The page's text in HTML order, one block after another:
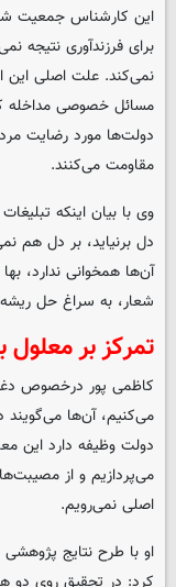
این کارشناس جمعیت
برای فرزندآوری نتیجه
نمی‌کند. علت اصلی این
مسائل خصوصی مداخله
دولت‌ها مورد رضایت
مقاومت می‌کنند.
وی با بیان اینکه
دل برنیاید، بر دل هم
آن‌ها همخوانی ندارد،
شعار، به سراغ حل
تمرکز بر
کاظمی پور درخصوص
می‌کنیم، آن‌ها می‌گویند
دولت وظیفه دارد این
می‌پردازیم و از
اصلی نمی‌رویم.